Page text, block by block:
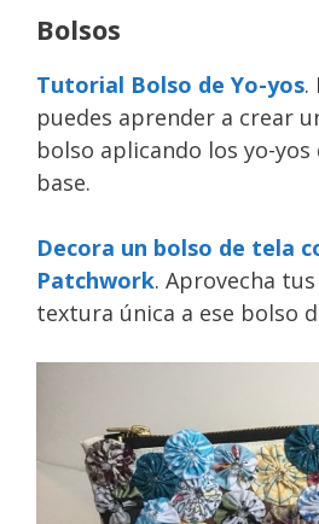
Bolsos
Tutorial Bolso de Yo-yos.
puedes aprender a crear
bolso aplicando los yo-
base.
Decora un bolso de tela
Patchwork. Aprovecha
textura única a ese bolso